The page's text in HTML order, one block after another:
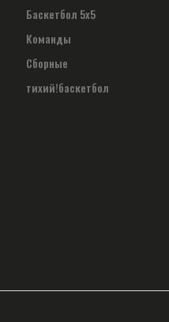
Баскетбол 5х5
Команды
Сборные
тихий!баскетбол